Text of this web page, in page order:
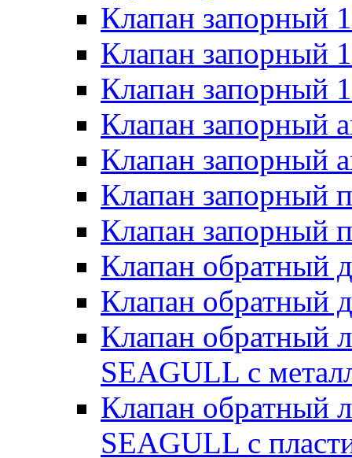
Клапан запорный
Клапан запорный
Клапан запорный
Клапан запорный
Клапан запорный
Клапан запорный
Клапан запорный
Клапан обратный
Клапан обратный
Клапан обратный
SEAGULL с
Клапан обратный
SEAGULL с